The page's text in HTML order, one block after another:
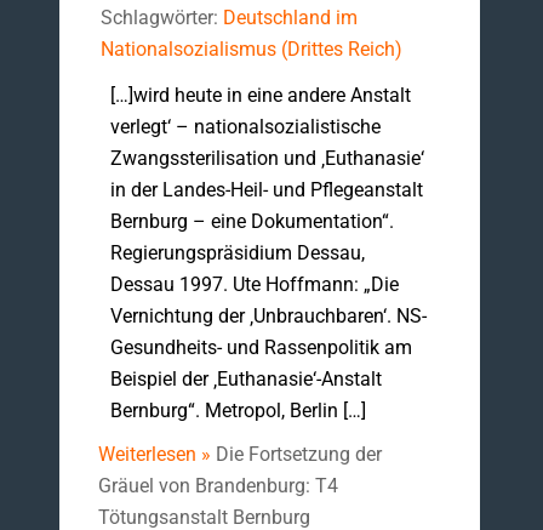
Schlagwörter: Deutschland im
Nationalsozialismus (Drittes Reich)
[…]wird heute in eine andere Anstalt
verlegt‘ – nationalsozialistische
Zwangssterilisation und ‚Euthanasie‘
in der Landes-Heil- und Pflegeanstalt
Bernburg – eine Dokumentation“.
Regierungspräsidium Dessau,
Dessau 1997. Ute Hoffmann: „Die
Vernichtung der ‚Unbrauchbaren‘. NS-
Gesundheits- und Rassenpolitik am
Beispiel der ‚Euthanasie‘-Anstalt
Bernburg“. Metropol, Berlin […]
Weiterlesen » Die Fortsetzung der
Gräuel von Brandenburg: T4
Tötungsanstalt Bernburg